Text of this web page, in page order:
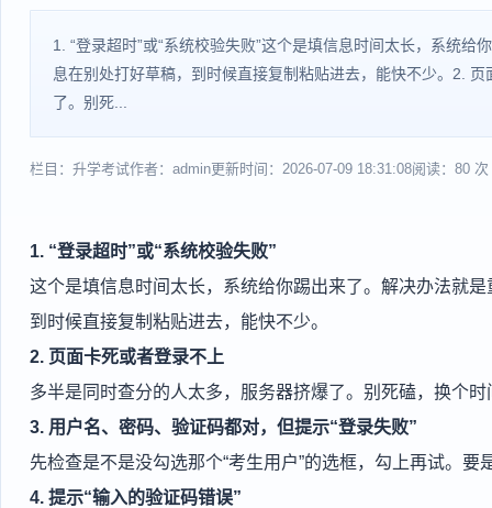
1. “登录超时”或“系统校验失败”这个是填信息时间太长，系统
息在别处打好草稿，到时候直接复制粘贴进去，能快不少。2.
了。别死...
栏目：升学考试作者：admin更新时间：2026-07-09 18:31:08阅读：80 次
1. “登录超时”或“系统校验失败”
这个是填信息时间太长，系统给你踢出来了。解决办法就
到时候直接复制粘贴进去，能快不少。
2. 页面卡死或者登录不上
多半是同时查分的人太多，服务器挤爆了。别死磕，换个
3. 用户名、密码、验证码都对，但提示“登录失败”
先检查是不是没勾选那个“考生用户”的选框，勾上再试。
4. 提示“输入的验证码错误”